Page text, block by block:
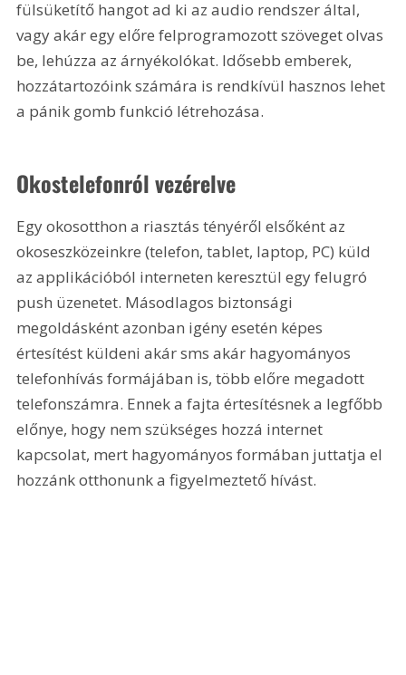
fülsüketítő hangot ad ki az audio rendszer által,
vagy akár egy előre felprogramozott szöveget olvas
be, lehúzza az árnyékolókat. Idősebb emberek,
hozzátartozóink számára is rendkívül hasznos lehet
a pánik gomb funkció létrehozása.
Okostelefonról vezérelve
Egy okosotthon a riasztás tényéről elsőként az
okoseszközeinkre (telefon, tablet, laptop, PC) küld
az applikációból interneten keresztül egy felugró
push üzenetet. Másodlagos biztonsági
megoldásként azonban igény esetén képes
értesítést küldeni akár sms akár hagyományos
telefonhívás formájában is, több előre megadott
telefonszámra. Ennek a fajta értesítésnek a legfőbb
előnye, hogy nem szükséges hozzá internet
kapcsolat, mert hagyományos formában juttatja el
hozzánk otthonunk a figyelmeztető hívást.